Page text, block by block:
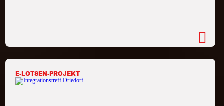
E-LOTSEN-PROJEKT